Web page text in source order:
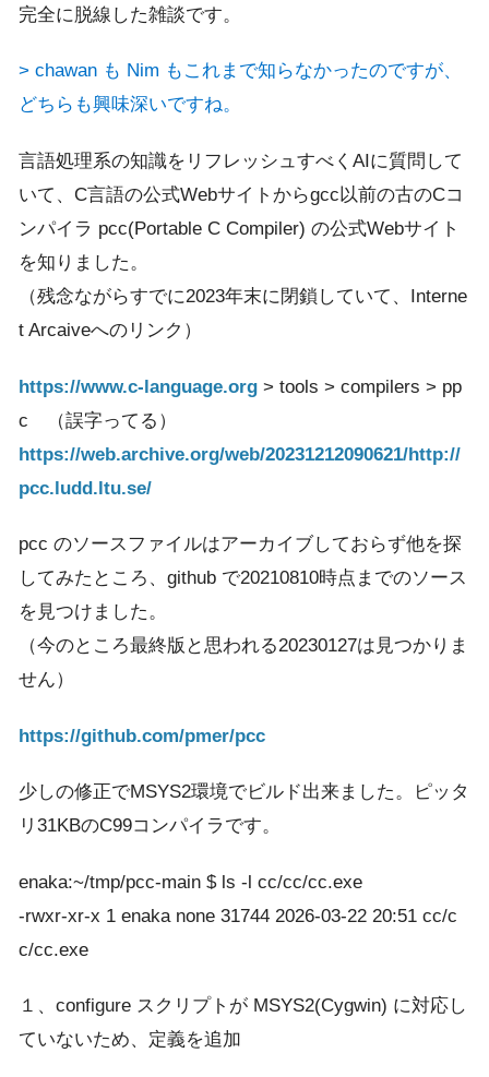
完全に脱線した雑談です。
> chawan も Nim もこれまで知らなかったのですが、
どちらも興味深いですね。
言語処理系の知識をリフレッシュすべくAIに質問して
いて、C言語の公式Webサイトからgcc以前の古のCコ
ンパイラ pcc(Portable C Compiler) の公式Webサイト
を知りました。
（残念ながらすでに2023年末に閉鎖していて、Interne
t Arcaiveへのリンク）
https://www.c-language.org > tools > compilers > pp
c （誤字ってる）
https://web.archive.org/web/20231212090621/http://
pcc.ludd.ltu.se/
pcc のソースファイルはアーカイブしておらず他を探
してみたところ、github で20210810時点までのソース
を見つけました。
（今のところ最終版と思われる20230127は見つかりま
せん）
https://github.com/pmer/pcc
少しの修正でMSYS2環境でビルド出来ました。ピッタ
リ31KBのC99コンパイラです。
enaka:~/tmp/pcc-main $ ls -l cc/cc/cc.exe
-rwxr-xr-x 1 enaka none 31744 2026-03-22 20:51 cc/c
c/cc.exe
１、configure スクリプトが MSYS2(Cygwin) に対応し
ていないため、定義を追加